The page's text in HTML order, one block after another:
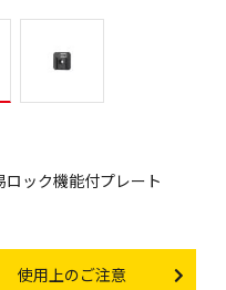
ロック機能付プレート
Other link
使用上のご注意